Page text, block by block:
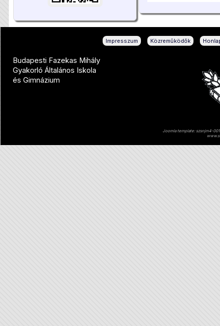
Impresszum Közreműködők
Budapesti Fazekas Mihály
Gyakorló Általános Iskola
és Gimnázium
Joomla template: szsnjm4-